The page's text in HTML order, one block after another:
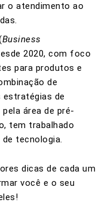
o atendimento ao
Business
2020, com foco
para produtos e
de
estratégias de
área de pré-
tem trabalhado
tecnologia.
dicas de cada um
você e o seu